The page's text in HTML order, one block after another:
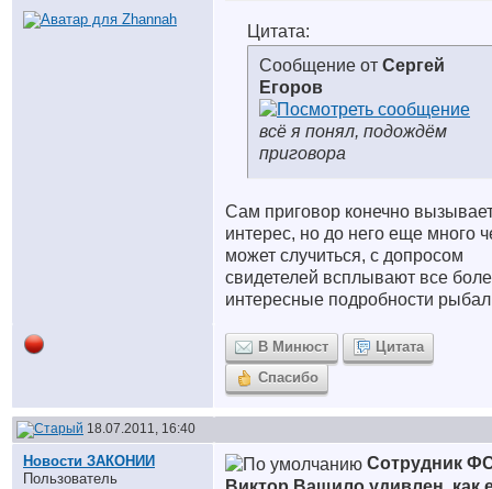
Цитата:
Сообщение от Сергей
Егоров
всё я понял, подождём
приговора
Сам приговор конечно
интерес, но до него еще много
может случиться, с допросом
свидетелей всплывают все
интересные подробности
В Минюст
Цитата
Спасибо
18.07.2011, 16:40
Новости ЗАКОНИИ
Пользователь
Сотрудник